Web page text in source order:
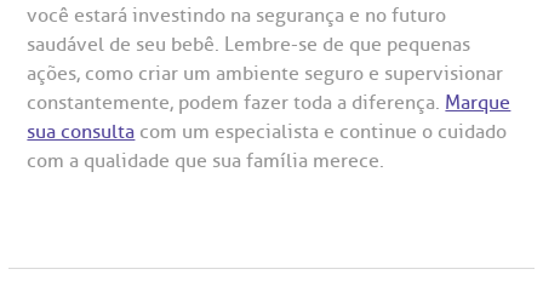
você estará investindo na segurança e no futuro
saudável de seu bebê. Lembre-se de que pequenas
ações, como criar um ambiente seguro e supervisionar
constantemente, podem fazer toda a diferença. Marque
sua consulta com um especialista e continue o cuidado
com a qualidade que sua família merece.